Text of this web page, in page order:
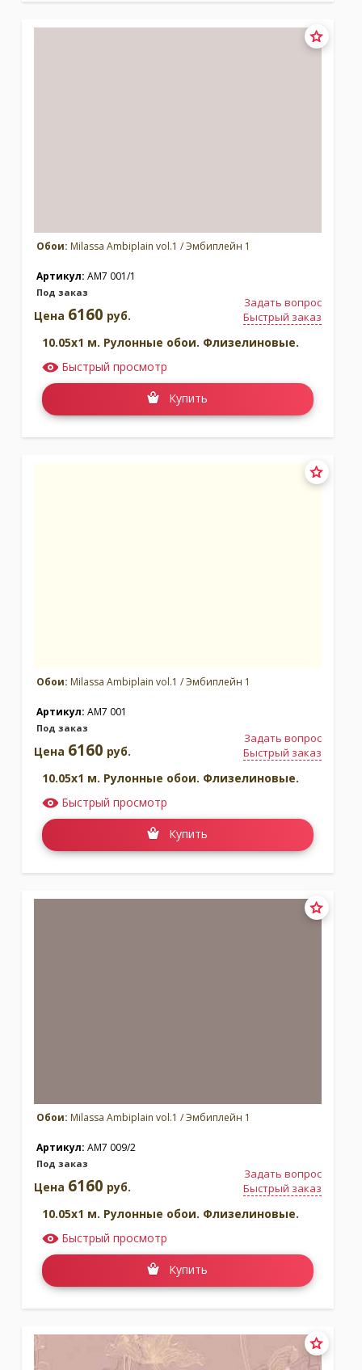
Обои: Milassa Ambiplain vol.1 / Эмбиплейн 1
Артикул: AM7 001/1
Под заказ
Задать вопрос
Быстрый заказ
Цена 6160 руб.
10.05x1 м. Рулонные обои. Флизелиновые.
Быстрый просмотр
Купить
Обои: Milassa Ambiplain vol.1 / Эмбиплейн 1
Артикул: AM7 001
Под заказ
Задать вопрос
Быстрый заказ
Цена 6160 руб.
10.05x1 м. Рулонные обои. Флизелиновые.
Быстрый просмотр
Купить
Обои: Milassa Ambiplain vol.1 / Эмбиплейн 1
Артикул: AM7 009/2
Под заказ
Задать вопрос
Быстрый заказ
Цена 6160 руб.
10.05x1 м. Рулонные обои. Флизелиновые.
Быстрый просмотр
Купить